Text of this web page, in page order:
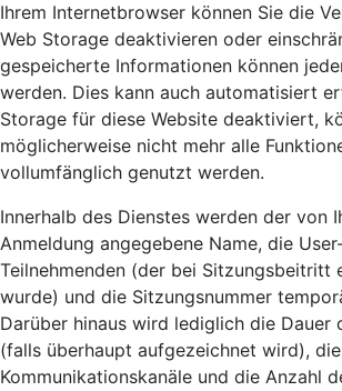
Ihrem Internetbrowser können Sie die
Web Storage deaktivieren oder
gespeicherte Informationen können
werden. Dies kann auch automatisiert
Storage für diese Website deaktiviert,
möglicherweise nicht mehr alle
vollumfänglich genutzt werden.
Innerhalb des Dienstes werden der von
Anmeldung angegebene Name, die
Teilnehmenden (der bei Sitzungsbeitritt
wurde) und die Sitzungsnummer
Darüber hinaus wird lediglich die Dauer
(falls überhaupt aufgezeichnet wird),
Kommunikationskanäle und die Anzahl